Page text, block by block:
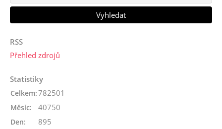
RSS
Přehled zdrojů
Statistiky
Celkem:782501
Měsíc: 40750
Den: 895